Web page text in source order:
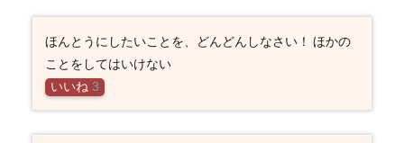
ほんとうにしたいことを、どんどんしなさい！ ほかの
ことをしてはいけない
いいね 3